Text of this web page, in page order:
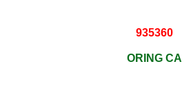
935360
ORING CA